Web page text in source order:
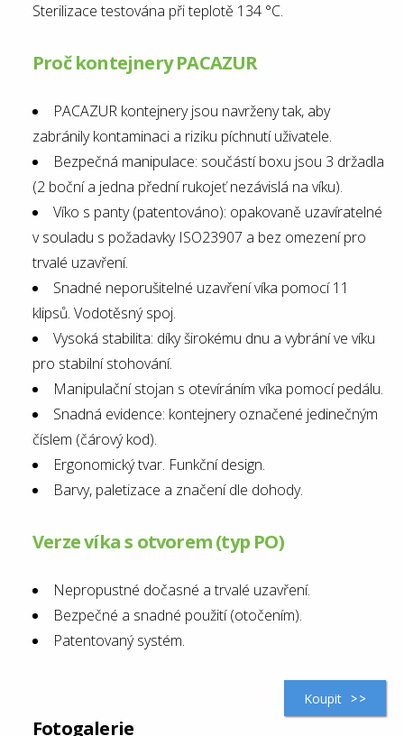
Sterilizace testována při teplotě 134 °C.
Proč kontejnery PACAZUR
PACAZUR kontejnery jsou navrženy tak, aby
zabránily kontaminaci a riziku píchnutí uživatele.
Bezpečná manipulace: součástí boxu jsou 3 držadla
(2 boční a jedna přední rukojeť nezávislá na víku).
Víko s panty (patentováno): opakovaně uzavíratelné
v souladu s požadavky ISO23907 a bez omezení pro
trvalé uzavření.
Snadné neporušitelné uzavření víka pomocí 11
klipsů. Vodotěsný spoj.
Vysoká stabilita: díky širokému dnu a vybrání ve víku
pro stabilní stohování.
Manipulační stojan s otevíráním víka pomocí pedálu.
Snadná evidence: kontejnery označené jedinečným
číslem (čárový kod).
Ergonomický tvar. Funkční design.
Barvy, paletizace a značení dle dohody.
Verze víka s otvorem (typ PO)
Nepropustné dočasné a trvalé uzavření.
Bezpečné a snadné použití (otočením).
Patentovaný systém.
Koupit
Fotogalerie